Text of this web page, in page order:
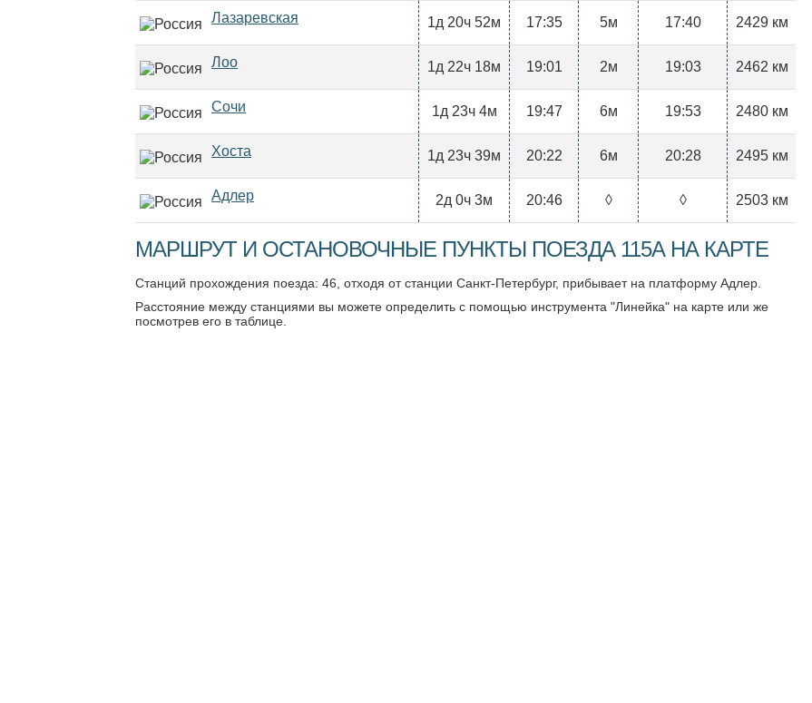
Лазаревская 1д 20ч 52м 17:35 5м 17:40 2429 км
Лоо 1д 22ч 18м 19:01 2м 19:03 2462 км
Сочи 1д 23ч 4м 19:47 6м 19:53 2480 км
Хоста 1д 23ч 39м 20:22 6м 20:28 2495 км
Адлер 2д 0ч 3м 20:46 ◊ ◊ 2503 км
МАРШРУТ И ОСТАНОВОЧНЫЕ ПУНКТЫ ПОЕЗДА 115А НА КАРТЕ
Станций прохождения поезда: 46, отходя от станции Санкт-Петербург, прибывает на платформу Адлер.
Расстояние между станциями вы можете определить с помощью инструмента "Линейка" на карте или же
посмотрев его в таблице.